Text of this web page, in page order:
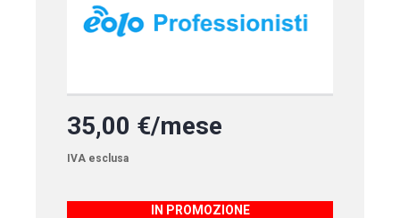
35,00 €/mese
IVA esclusa
IN PROMOZIONE